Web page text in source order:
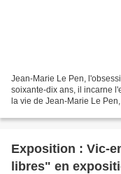
Jean-Marie Le Pen,
soixante-dix ans, il incarne
la vie de Jean-Marie Le
Exposition : Vic-
libres" en